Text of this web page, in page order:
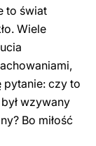
to świat
Wiele
pytanie: czy to
wzywany
Bo miłość